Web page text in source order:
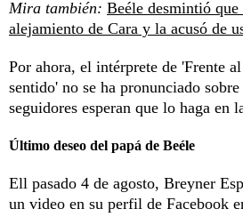
Mira también: Beéle desmintió que
alejamiento de Cara y la acusó de
Por ahora, el intérprete de 'Frente
sentido' no se ha pronunciado
seguidores esperan que lo haga en
Último deseo del papá de Beéle
Ell pasado 4 de agosto, Breyner
un video en su perfil de Facebook